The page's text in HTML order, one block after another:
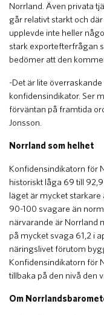
Norrland. Även privata
går relativt starkt och
upplevde inte heller
stark exportefterfrågan
bedömer att den
-Det är lite
konfidensindikator. Ser
förväntan på framtida
Jonsson.
Norrland som helhet
Konfidensindikatorn för
historiskt låga 69 till
läget är mycket starkare
90-100 svagare än
närvarande är Norrland
på mycket svaga 61,2 i
näringslivet förutom
Konfidensindikatorn för
tillbaka på den nivå den
Om